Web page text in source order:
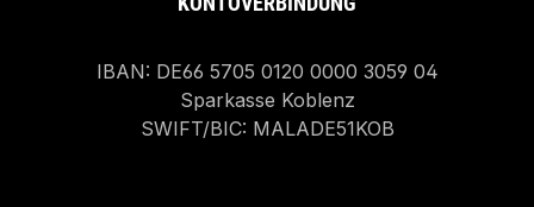
IBAN: DE66 5705 0120 0000 3059 04
Sparkasse Koblenz
SWIFT/BIC: MALADE51KOB